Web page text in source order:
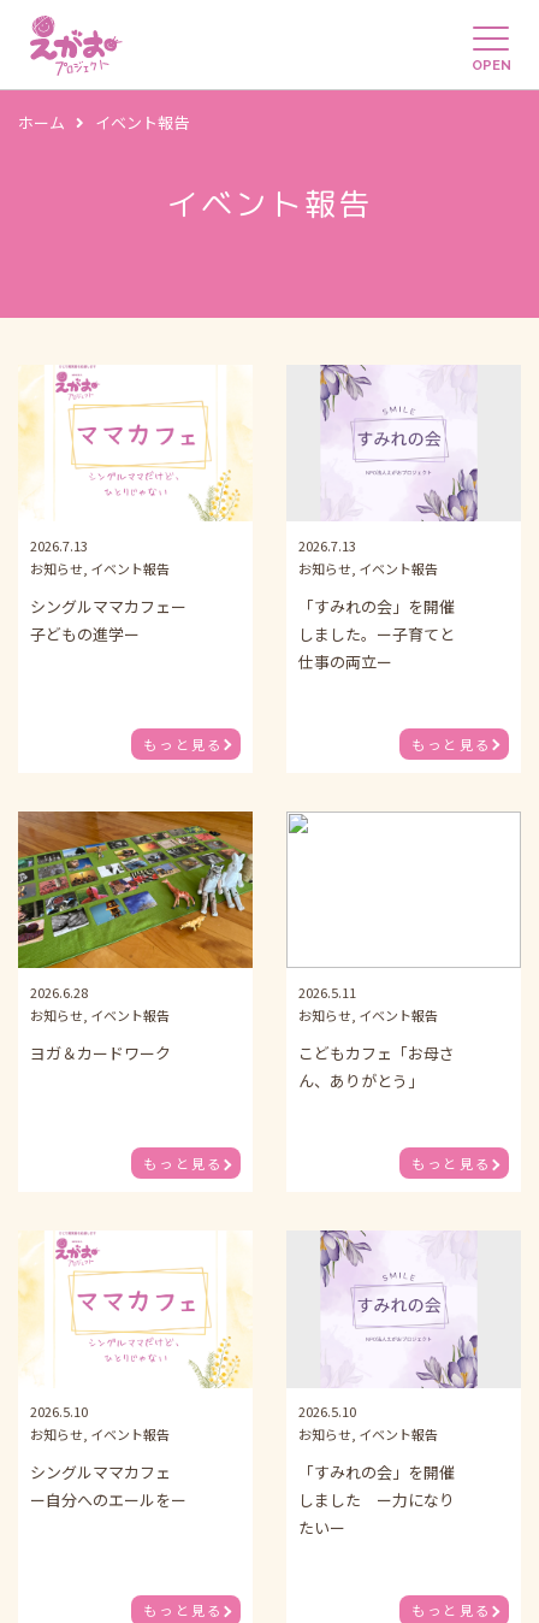
OPEN
ホーム イベント報告
イベント報告
2026.7.13
お知らせ, イベント報告
シングルママカフェー
子どもの進学ー
もっと見る
2026.7.13
お知らせ, イベント報告
「すみれの会」を開催
しました。ー子育てと
仕事の両立ー
もっと見る
2026.6.28
お知らせ, イベント報告
ヨガ＆カードワーク
もっと見る
2026.5.11
お知らせ, イベント報告
こどもカフェ「お母さ
ん、ありがとう」
もっと見る
2026.5.10
お知らせ, イベント報告
シングルママカフェ
ー自分へのエールをー
もっと見る
2026.5.10
お知らせ, イベント報告
「すみれの会」を開催
しました ー力になり
たいー
もっと見る